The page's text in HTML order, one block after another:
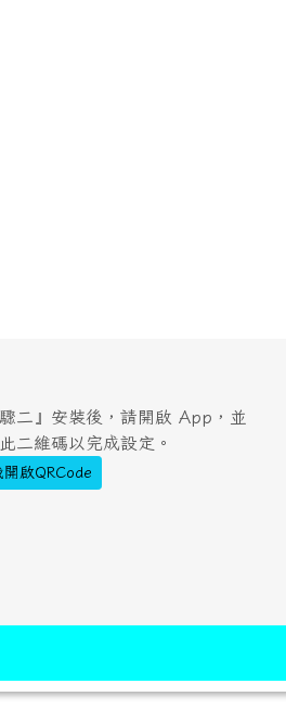
驟二』安裝後，請開啟 App，並
二維碼以完成設定。
開啟QRCode